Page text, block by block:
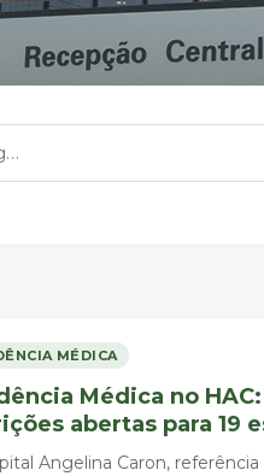
MÉDICA
Médica no
abertas para 19
Angelina Caron,